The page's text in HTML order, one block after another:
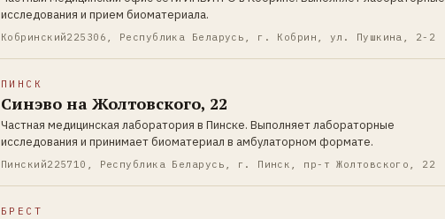
исследования и прием биоматериала.
Кобринский225306, Республика Беларусь, г. Кобрин, ул. Пушкина, 2-2
ПИНСК
Синэво на Жолтовского, 22
Частная медицинская лаборатория в Пинске. Выполняет лабораторные
исследования и принимает биоматериал в амбулаторном формате.
Пинский225710, Республика Беларусь, г. Пинск, пр-т Жолтовского, 22
БРЕСТ